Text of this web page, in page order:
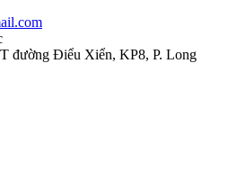
đường Điểu Xiển, KP8, P. Long